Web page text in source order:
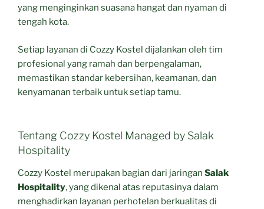
yang menginginkan suasana hangat dan nyaman di
tengah kota.
Setiap layanan di Cozzy Kostel dijalankan oleh tim
profesional yang ramah dan berpengalaman,
memastikan standar kebersihan, keamanan, dan
kenyamanan terbaik untuk setiap tamu.
Tentang Cozzy Kostel Managed by Salak
Hospitality
Cozzy Kostel merupakan bagian dari jaringan Salak
Hospitality, yang dikenal atas reputasinya dalam
menghadirkan layanan perhotelan berkualitas di